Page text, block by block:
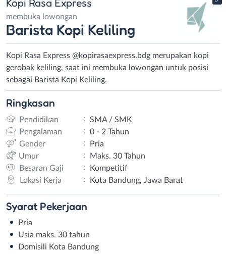
membuka lowongan
Barista Kopi Keliling
Kopi Rasa Express @kopirasaexpress.bdg merupakan kopi
gerobak keliling, saat ini membuka lowongan untuk posisi
sebagai Barista Kopi Keliling.
Ringkasan
Pendidikan :
SMA / SMK
Pengalaman
:
0 - 2 Tahun
Gender
:
Pria
Umur
:
Maks. 30 Tahun
Besaran Gaji
:
Kompetitif
Lokasi Kerja
: Kota Bandung, Jawa Barat
Syarat Pekerjaan
Pria
Usia maks. 30 tahun
Domisili Kota Bandung